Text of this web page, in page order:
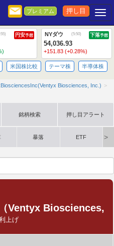
プレミアム 押し目
) 円安予想 NYダウ (5:50) 下落予想
54,036.93
+151.83 (+0.28%)
米国株比較 テーマ株 半導体株
Biosciences, Inc.)
銘柄検索 押し目アラート
暴落 ETF
Ventyx Biosciences,
上げ